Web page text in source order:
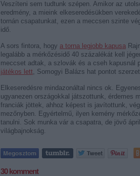
Veszíteni sem tudtunk szépen. Amikor az
eredmény, a mieink elkeseredésükben
tornán csapatunkat, ezen a meccsen szinte
idő.
A sors fintora, hogy a torna legjobb kapusa
legalább a mérkőzésidő 40 százalékát kell
meccset adtak, a szlovák és a cseh kapusnál
játékos lett, Somogyi Balázs hat pontot
Elkeseredésre mindazonáltal nincs ok.
ugyanezen országokkal játszottunk, érdemes
franciák jöttek, ahhoz képest is javítottunk,
mezőnyben. Egyértelmű, ilyen kemény
tanulni. Sok munka vár a csapatra, de jövő
világbajnokság.
30komment